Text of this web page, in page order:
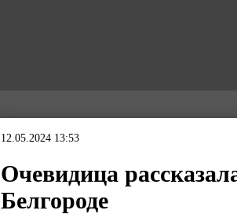
12.05.2024 13:53
Очевидица
Белгороде